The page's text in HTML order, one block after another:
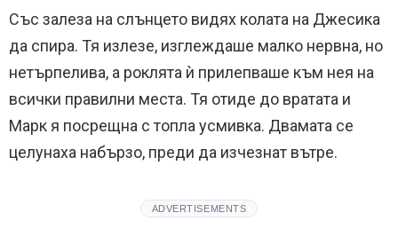
Със залеза на слънцето видях колата на Джесика
да спира. Тя излезе, изглеждаше малко нервна, но
нетърпелива, а роклята ѝ прилепваше към нея на
всички правилни места. Тя отиде до вратата и
Марк я посрещна с топла усмивка. Двамата се
целунаха набързо, преди да изчезнат вътре.
ADVERTISEMENTS